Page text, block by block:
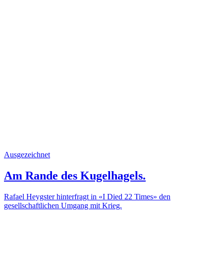
Ausgezeichnet
Am Rande des Kugelhagels.
Rafael Heygster hinterfragt in «I Died 22 Times» den
gesellschaftlichen Umgang mit Krieg.